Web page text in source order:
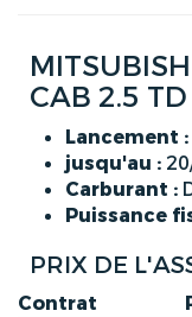
CAB 2.5
Lancement :
jusqu'au :
Carburant :
Puissance
PRIX DE
Contrat